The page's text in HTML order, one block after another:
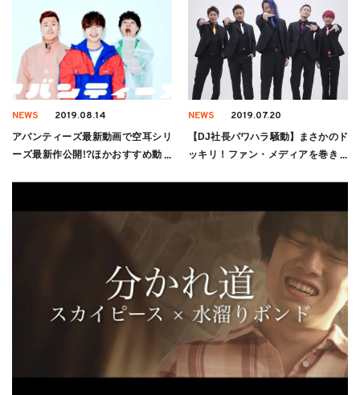
NEWS 2019.08.14
アバンティーズ最新動画で空耳シリ
ーズ最新作公開!?ほかおすすめ動画
NEWS 2019.07.20
【DJ社長パワハラ騒動】まさかのド
ッキリ！ファン・メディアを巻き込